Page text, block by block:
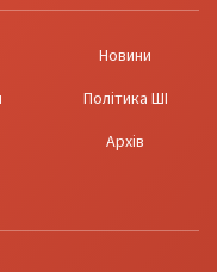
Новини
Політика ШІ
Архів